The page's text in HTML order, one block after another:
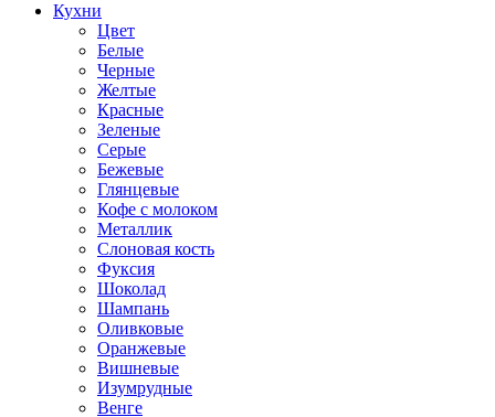
Кухни
Цвет
Белые
Черные
Желтые
Красные
Зеленые
Серые
Бежевые
Глянцевые
Кофе с молоком
Металлик
Слоновая кость
Фуксия
Шоколад
Шампань
Оливковые
Оранжевые
Вишневые
Изумрудные
Венге